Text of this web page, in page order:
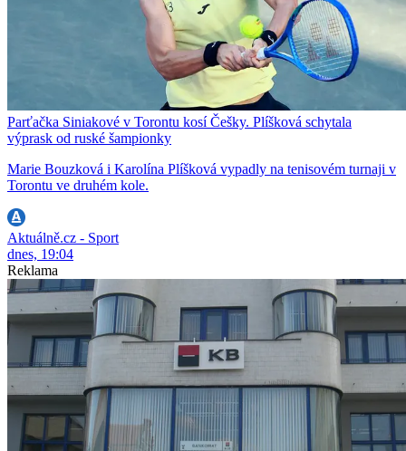
Parťačka Siniakové v Torontu kosí Češky. Plíšková schytala
výprask od ruské šampionky
Marie Bouzková i Karolína Plíšková vypadly na tenisovém turnaji v
Torontu ve druhém kole.
Aktuálně.cz - Sport
dnes, 19:04
Reklama